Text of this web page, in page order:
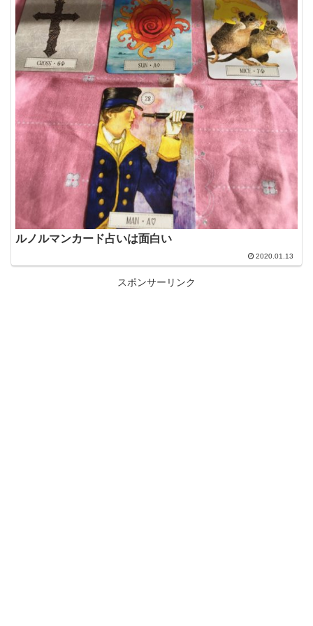
ルノルマンカード占いは面白い
2020.01.13
スポンサーリンク